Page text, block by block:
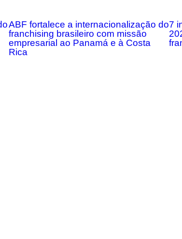
ABF fortalece a internacionalização do
franchising brasileiro com missão
empresarial ao Panamá e à Costa
Rica
7